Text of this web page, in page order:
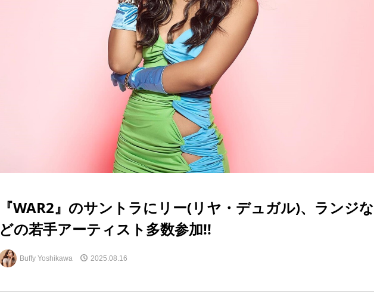
『WAR2』のサントラにリー(リヤ・デュガル)、ランジな
どの若手アーティスト多数参加!!
Buffy Yoshikawa 2025.08.16